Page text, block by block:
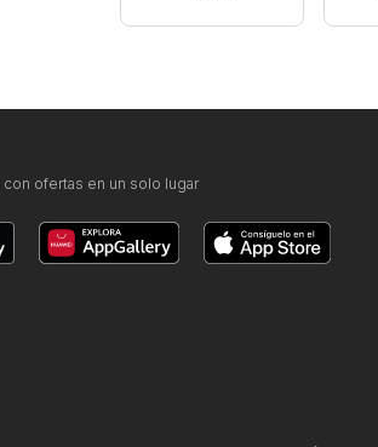
ofertas en un solo lugar